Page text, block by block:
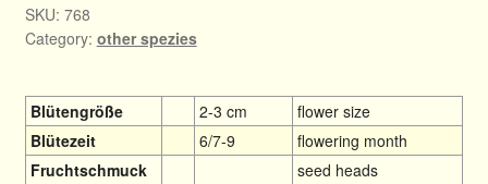
SKU: 768
Category: other spezies
Blütengröße 2-3 cm
flower size
Blütezeit
6/7-9
flowering month
Fruchtschmuck
seed heads